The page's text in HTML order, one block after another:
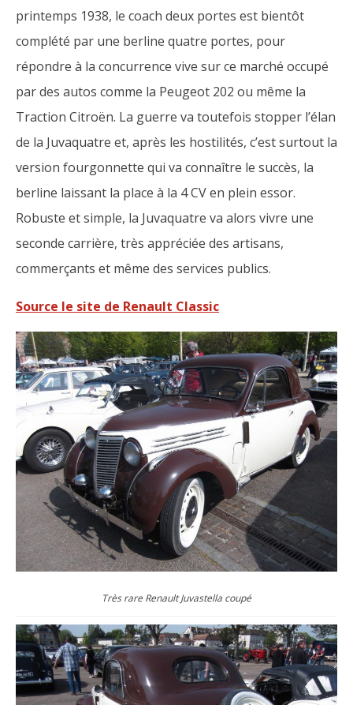
printemps 1938, le coach deux portes est bientôt
complété par une berline quatre portes, pour
répondre à la concurrence vive sur ce marché occupé
par des autos comme la Peugeot 202 ou même la
Traction Citroën. La guerre va toutefois stopper l’élan
de la Juvaquatre et, après les hostilités, c’est surtout la
version fourgonnette qui va connaître le succès, la
berline laissant la place à la 4 CV en plein essor.
Robuste et simple, la Juvaquatre va alors vivre une
seconde carrière, très appréciée des artisans,
commerçants et même des services publics.
Source le site de Renault Classic
Très rare Renault Juvastella coupé